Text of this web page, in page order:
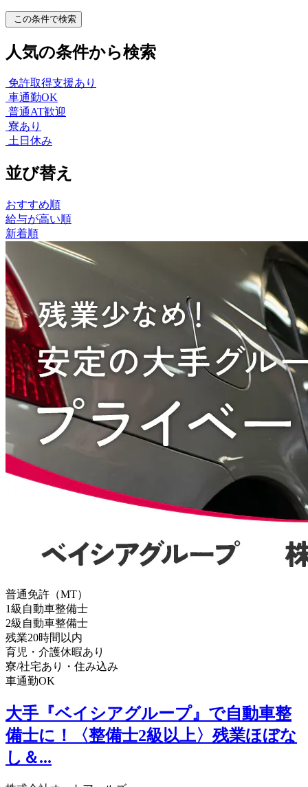
この条件で検索
人気の条件から検索
免許取得支援あり
車通勤OK
普通AT歓迎
寮あり
土日休み
並び替え
おすすめ順
給与が高い順
新着順
普通免許（MT）
1級自動車整備士
2級自動車整備士
残業20時間以内
育児・介護休暇あり
寮/社宅あり・住み込み
車通勤OK
大手『ベイシアグループ』で自動車整
備士に！〈整備士2級以上〉残業ほぼな
し＆...